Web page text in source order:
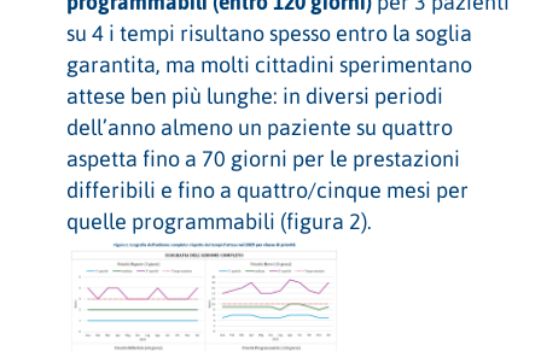
su 4 i tempi risultano spesso entro la soglia
garantita, ma molti cittadini sperimentano
attese ben più lunghe: in diversi periodi
dell’anno almeno un paziente su quattro
aspetta fino a 70 giorni per le prestazioni
differibili e fino a quattro/cinque mesi per
quelle programmabili (figura 2).